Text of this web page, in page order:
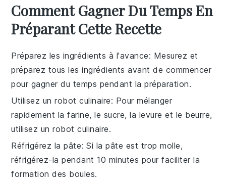
Comment Gagner Du Temps En
Préparant Cette Recette
Préparez les ingrédients à l'avance: Mesurez et
préparez tous lesingrédients avant de commencer
pour gagner du temps pendant la préparation.
Utilisez un robot culinaire: Pour mélanger
rapidement lafarine, le sucre, la levure et le beurre,
utilisez un robot culinaire.
Réfrigérez la pâte: Si la pâte est trop molle,
réfrigérez-la pendant 10 minutes pour faciliter la
formation des boules.